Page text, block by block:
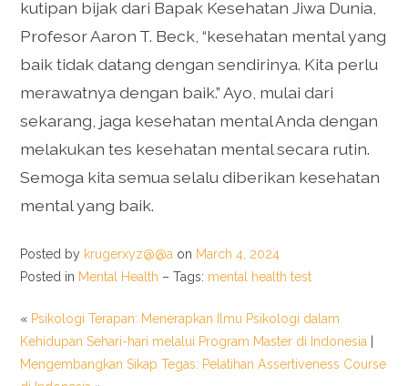
kutipan bijak dari Bapak Kesehatan Jiwa Dunia,
Profesor Aaron T. Beck, “kesehatan mental yang
baik tidak datang dengan sendirinya. Kita perlu
merawatnya dengan baik.” Ayo, mulai dari
sekarang, jaga kesehatan mental Anda dengan
melakukan tes kesehatan mental secara rutin.
Semoga kita semua selalu diberikan kesehatan
mental yang baik.
Posted by krugerxyz@@a on March 4, 2024
Posted in Mental Health – Tags: mental health test
« Psikologi Terapan: Menerapkan Ilmu Psikologi dalam
Kehidupan Sehari-hari melalui Program Master di Indonesia
Mengembangkan Sikap Tegas: Pelatihan Assertiveness Course